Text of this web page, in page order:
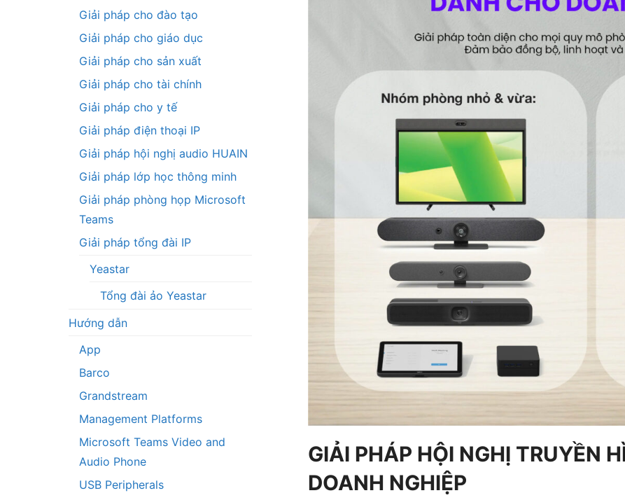
GIẢI PHÁP HỘI NGHỊ TRUYỀN
DOANH NGHIỆP
Giải pháp cho đào tạo
Giải pháp cho giáo dục
Giải pháp cho sản xuất
Giải pháp cho tài chính
Giải pháp cho y tế
Giải pháp điện thoại IP
Giải pháp hội nghị audio HUAIN
Giải pháp lớp học thông minh
Giải pháp phòng họp Microsoft
Teams
Giải pháp tổng đài IP
Yeastar
Tổng đài ảo Yeastar
Hướng dẫn
App
Barco
Grandstream
Management Platforms
Microsoft Teams Video and
Audio Phone
USB Peripherals